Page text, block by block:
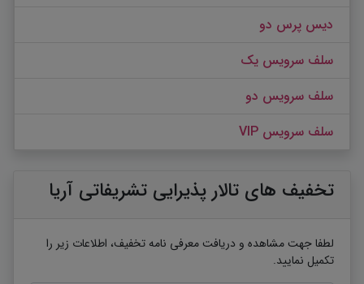
دیس پرس دو
سلف سرویس یک
سلف سرویس دو
سلف سرویس VIP
تخفیف های تالار پذیرایی تشریفاتی آریا
لطفا جهت مشاهده و دریافت معرفی نامه تخفیف، اطلاعات زیر را
تکمیل نمایید.